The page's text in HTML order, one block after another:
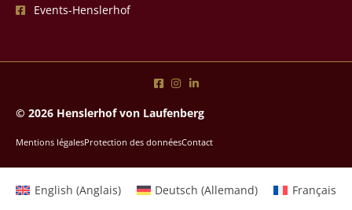
Events-Henslerhof
© 2026 Henslerhof von Laufenberg
Mentions légalesProtection des donnéesContact
English (Anglais) Deutsch (Allemand) Français